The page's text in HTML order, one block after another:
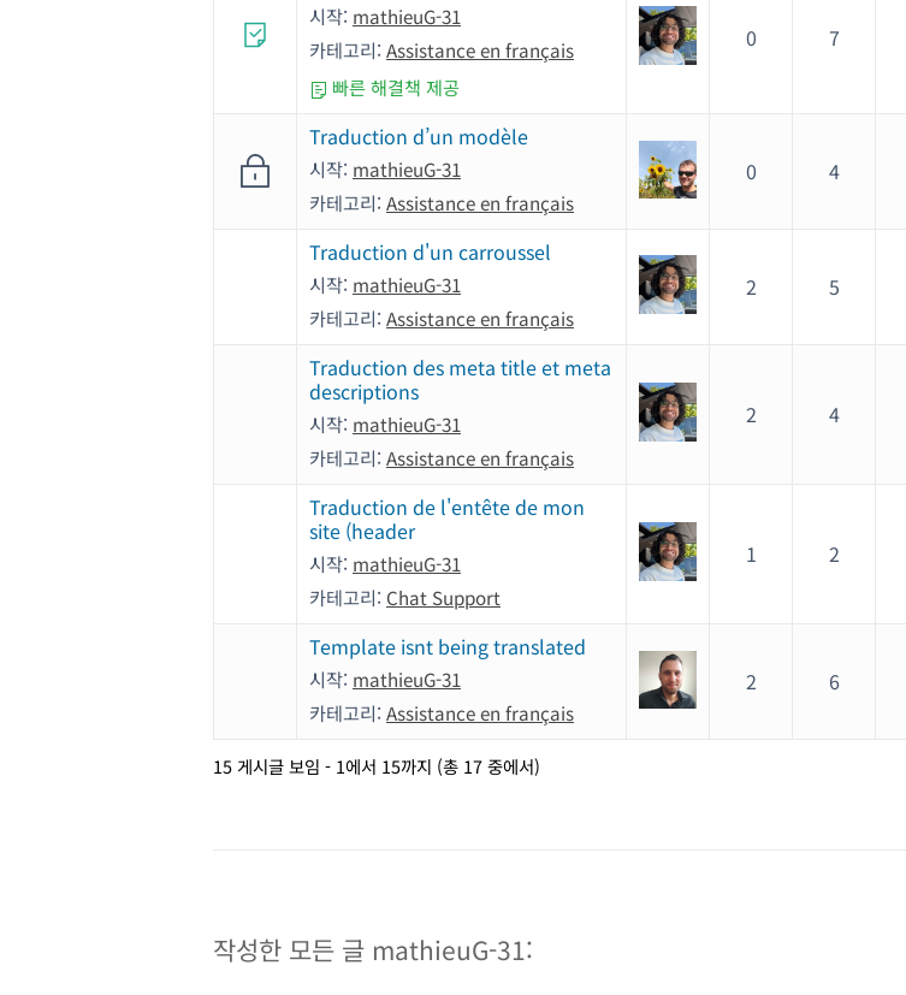
시작: mathieuG-31
카테고리: Assistance en français
빠른 해결책 제공
0 7
Traduction d’un modèle
시작: mathieuG-31
카테고리: Assistance en français
0 4
Traduction d'un carroussel
시작: mathieuG-31
카테고리: Assistance en français
2 5
Traduction des meta title et meta
descriptions
시작: mathieuG-31
카테고리: Assistance en français
2 4
Traduction de l'entête de mon
site (header
시작: mathieuG-31
카테고리: Chat Support
1 2
Template isnt being translated
시작: mathieuG-31
카테고리: Assistance en français
2 6
15 게시글 보임 - 1에서 15까지 (총 17 중에서)
작성한 모든 글 mathieuG-31: